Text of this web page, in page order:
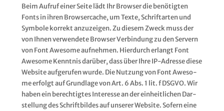
Beim Auf­ruf einer Sei­te lädt Ihr Brow­ser die benö­tig­ten
Fonts in ihren Brow­ser­cache, um Tex­te, Schrift­ar­ten und
Sym­bo­le kor­rekt anzu­zei­gen. Zu die­sem Zweck muss der
von Ihnen ver­wen­de­te Brow­ser Ver­bin­dung zu den Ser­vern
von Font Awe­so­me auf­neh­men. Hier­durch erlangt Font
Awe­so­me Kennt­nis dar­über, dass über Ihre IP-Adres­se die­se
Web­site auf­ge­ru­fen wur­de. Die Nut­zung von Font Awe­so­
me erfolgt auf Grund­la­ge von Art. 6 Abs. 1 lit. f DSGVO. Wir
haben ein berech­tig­tes Inter­es­se an der ein­heit­li­chen Dar­
stel­lung des Schrift­bil­des auf unse­rer Web­site. Sofern eine